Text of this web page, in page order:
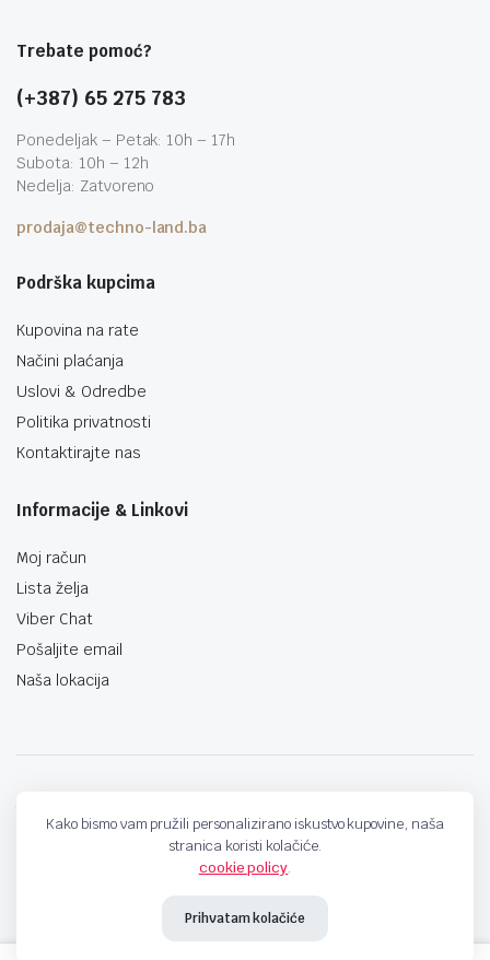
Trebate pomoć?
(+387) 65 275 783
Ponedeljak – Petak: 10h – 17h
Subota: 10h – 12h
Nedelja: Zatvoreno
prodaja@techno-land.ba
Podrška kupcima
Kupovina na rate
Načini plaćanja
Uslovi & Odredbe
Politika privatnosti
Kontaktirajte nas
Informacije & Linkovi
Moj račun
Lista želja
Viber Chat
Pošaljite email
Naša lokacija
Kako bismo vam pružili personalizirano iskustvo kupovine, naša
stranica koristi kolačiće.
cookie policy.
Prihvatam kolačiće